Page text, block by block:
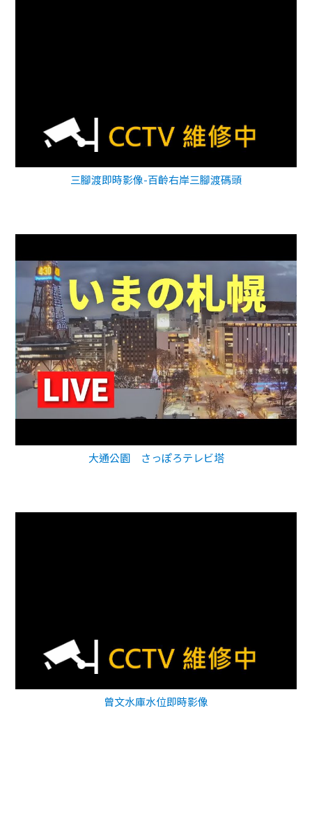
三腳渡即時影像-百齡右岸三腳渡碼頭
大通公園 さっぽろテレビ塔
曾文水庫水位即時影像